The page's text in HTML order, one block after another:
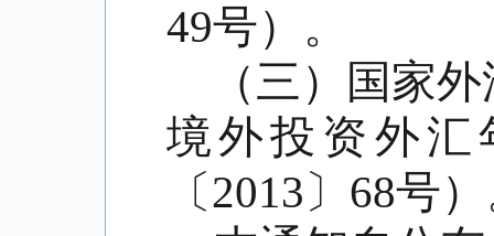
49号）。
（三）国家
境外投资外汇
〔2013〕 68号